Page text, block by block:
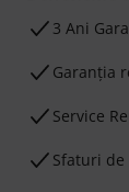
3 Ani
Garanţia
Service
Sfaturi